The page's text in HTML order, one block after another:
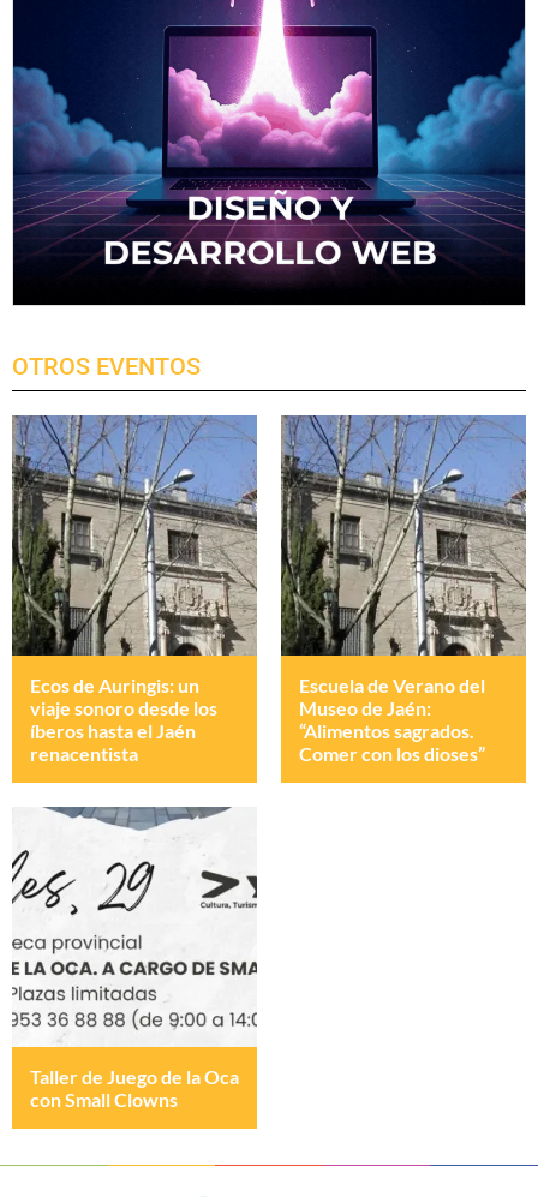
OTROS EVENTOS
Ecos de Auringis: un
viaje sonoro desde los
íberos hasta el Jaén
renacentista
Escuela de Verano del
Museo de Jaén:
“Alimentos sagrados.
Comer con los dioses”
Taller de Juego de la Oca
con Small Clowns